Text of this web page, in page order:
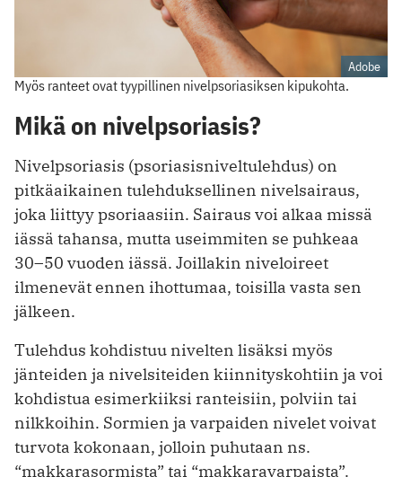
Adobe
Myös ranteet ovat tyypillinen nivelpsoriasiksen kipukohta.
Mikä on nivelpsoriasis?
Nivelpsoriasis (psoriasisniveltulehdus) on
pitkäaikainen tulehduksellinen nivelsairaus,
joka liittyy psoriaasiin. Sairaus voi alkaa missä
iässä tahansa, mutta useimmiten se puhkeaa
30–50 vuoden iässä. Joillakin niveloireet
ilmenevät ennen ihottumaa, toisilla vasta sen
jälkeen.
Tulehdus kohdistuu nivelten lisäksi myös
jänteiden ja nivelsiteiden kiinnityskohtiin ja voi
kohdistua esimerkiiksi ranteisiin, polviin tai
nilkkoihin. Sormien ja varpaiden nivelet voivat
turvota kokonaan, jolloin puhutaan ns.
“makkarasormista” tai “makkaravarpaista”.